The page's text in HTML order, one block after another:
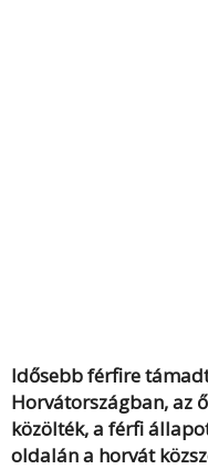
Idősebb férfire
Horvátországban, az
közölték, a férfi
oldalán a horvát